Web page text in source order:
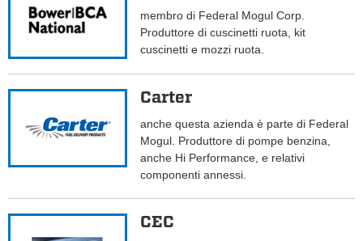
membro di Federal Mogul Corp.
Produttore di cuscinetti ruota, kit
cuscinetti e mozzi ruota.
Carter
anche questa azienda è parte di Federal
Mogul. Produttore di pompe benzina,
anche Hi Performance, e relativi
componenti annessi.
CEC